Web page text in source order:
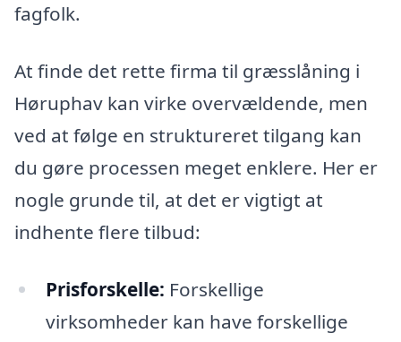
fagfolk.
At finde det rette firma til græsslåning i
Høruphav kan virke overvældende, men
ved at følge en struktureret tilgang kan
du gøre processen meget enklere. Her er
nogle grunde til, at det er vigtigt at
indhente flere tilbud:
Prisforskelle: Forskellige
virksomheder kan have forskellige